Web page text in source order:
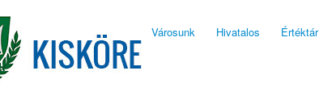
Városunk Hivatalos Értéktár